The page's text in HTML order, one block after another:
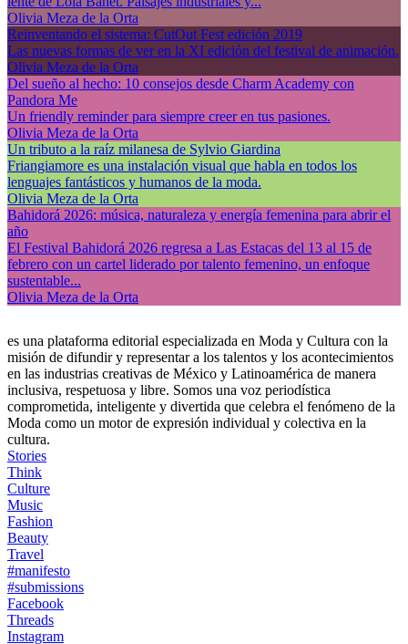
Olivia Meza de la Orta
Reinventando el sistema: CutOut Fest edición 2019
Las nuevas formas de ver en la XI edición del festival de animación.
Olivia Meza de la Orta
Del sueño al hecho: 10 consejos desde Charm Academy con
Pandora Me
Un friendly reminder para siempre creer en tus pasiones.
Olivia Meza de la Orta
Un tributo a la raíz milanesa de Sylvio Giardina
Friangiamore es una instalación visual que habla en todos los
lenguajes fantásticos y humanos de la moda.
Olivia Meza de la Orta
Bahidorá 2026: música, naturaleza y energía femenina para abrir el
año
El Festival Bahidorá 2026 regresa a Las Estacas del 13 al 15 de
febrero con un cartel liderado por talento femenino, un enfoque
sustentable...
Olivia Meza de la Orta
es una plataforma editorial especializada en Moda y Cultura con la
misión de difundir y representar a los talentos y los acontecimientos
en las industrias creativas de México y Latinoamérica de manera
inclusiva, respetuosa y libre. Somos una voz periodística
comprometida, inteligente y divertida que celebra el fenómeno de la
Moda como un motor de expresión individual y colectiva en la
cultura.
Stories
Think
Culture
Music
Fashion
Beauty
Travel
#manifesto
#submissions
Facebook
Threads
Instagram